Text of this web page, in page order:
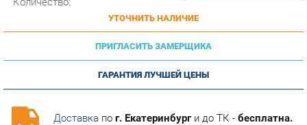
ПРИГЛАСИТЬ ЗАМЕРЩИКА
ГАРАНТИЯ ЛУЧШЕЙ ЦЕНЫ
Доставкапог. Екатеринбурги до ТК -бесплатна.